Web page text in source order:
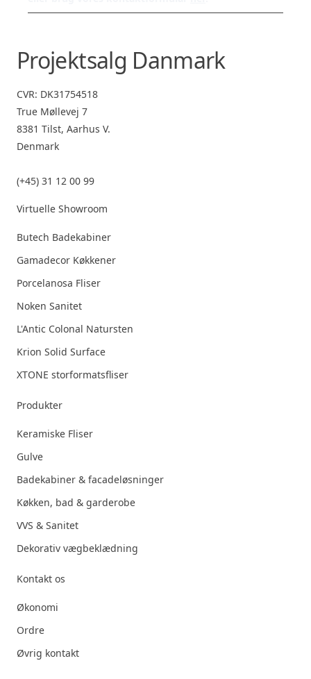
Projektsalg Danmark
CVR: DK31754518
True Møllevej 7
8381 Tilst, Aarhus V.
Denmark
(+45) 31 12 00 99
Virtuelle Showroom
Butech Badekabiner
Gamadecor Køkkener
Porcelanosa Fliser
Noken Sanitet
L'Antic Colonal Natursten
Krion Solid Surface
XTONE storformatsfliser
Produkter
Keramiske Fliser
Gulve
Badekabiner & facadeløsninger
Køkken, bad & garderobe
VVS & Sanitet
Dekorativ vægbeklædning
Kontakt os
Økonomi
Ordre
Øvrig kontakt